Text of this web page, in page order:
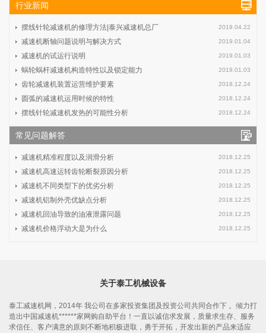
行业新闻
2019.04.22
摆线针轮减速机的修理方法|泰兴减速机总厂
2019.01.04
减速机断轴问题说明与解决方式
2019.01.03
减速机的试运行说明
2019.01.03
蜗轮蜗杆减速机构造特性以及锁定能力
2018.12.24
齿轮减速机装置运营维护要素
2018.12.24
圆弧的减速机运用时候的特性
2018.12.24
摆线针轮减速机发热的可能性分析
常见问题解答
2018.12.25
减速机精准程度以及润滑分析
2018.12.25
减速机高速运转齿轮断裂原因分析
2018.12.25
减速机不同类型下的优劣分析
2018.12.25
减速机铝制外壳优缺点分析
2018.12.25
减速机回油导致的油液泄露问题
2018.12.25
减速机价格浮动大是为什么
关于泰工机械设备
泰工减速机网，2014年 我公司在多家投资集团及投资公司共同合作下 。倾力打
造出中国减速机******家网购自助平台！一直以诚信求发展，质量求生存、服务
求信任、客户满意的原则不断地积极进取，勇于开拓，开发出新的产品来适应